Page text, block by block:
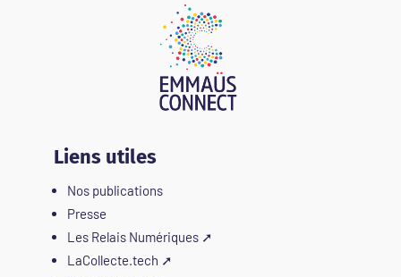
Liens utiles
Nos publications
Presse
Les Relais Numériques➚
LaCollecte.tech ➚